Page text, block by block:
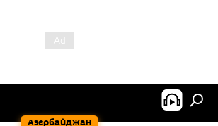
Азербайджан